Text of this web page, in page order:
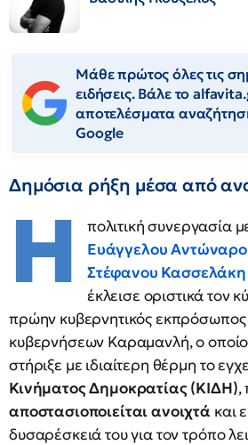
Μάθε πρώτος όλες τις
ειδήσεις. Βάλε το
αποτελέσματα
Google
Δημόσια ρήξη μέσα από
Η
πολιτική συνεργασία
Ευάγγελου
Στέφανου Κασσελάκη
έκλεισε οριστικά τον
πρώην κυβερνητικός
κυβερνήσεων Καραμανλή, ο
στήριξε με ιδιαίτερη θέρμη το
Κινήματος Δημοκρατίας (ΚΙΔΗ),
αποστασιοποιείται ανοιχτά και
δυσαρέσκειά του για τον τρόπο